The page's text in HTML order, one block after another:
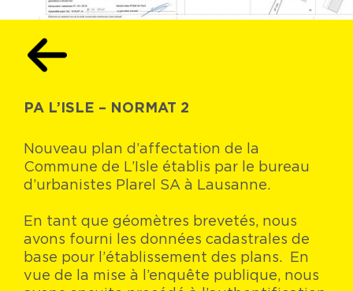
PA L’ISLE – NORMAT 2
Nouveau plan d’affectation de la
Commune de L’Isle établis par le bureau
d’urbanistes Plarel SA à Lausanne.
En tant que géomètres brevetés, nous
avons fourni les données cadastrales de
base pour l’établissement des plans. En
vue de la mise à l’enquête publique, nous